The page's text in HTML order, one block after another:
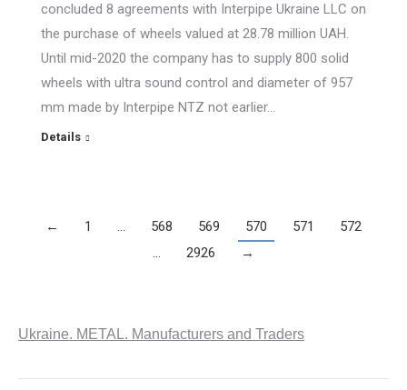
concluded 8 agreements with Interpipe Ukraine LLC on
the purchase of wheels valued at 28.78 million UAH.
Until mid-2020 the company has to supply 800 solid
wheels with ultra sound control and diameter of 957
mm made by Interpipe NTZ not earlier…
Details
← 1 … 568 569 570 571
572
…
2926 →
Ukraine. METAL. Manufacturers and Traders